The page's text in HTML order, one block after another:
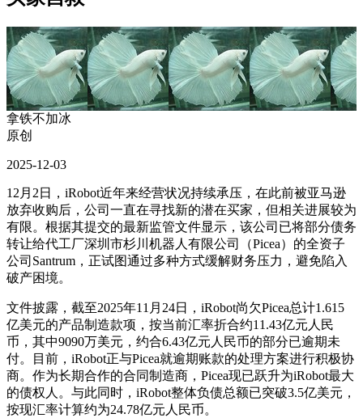
拿铁不加冰
原创
2025-12-03
12月2日，iRobot近年来经营状况持续承压，在此前被亚马逊
放弃收购后，公司一直在寻找新的潜在买家，但相关进展较为
有限。根据其提交的最新监管文件显示，该公司已将部分债务
转让给代工厂深圳市杉川机器人有限公司（Picea）的全资子
公司Santrum，正试图通过多种方式缓解财务压力，避免陷入
破产困境。
文件披露，截至2025年11月24日，iRobot尚欠Picea总计1.615
亿美元的产品制造款项，按当前汇率折合约11.43亿元人民
币，其中9090万美元，约合6.43亿元人民币的部分已逾期未
付。目前，iRobot正与Picea就逾期账款的处理方案进行积极协
商。作为长期合作的合同制造商，Picea现已跃升为iRobot最大
的债权人。与此同时，iRobot整体负债总额已突破3.5亿美元，
按现汇率计算约为24.78亿元人民币。